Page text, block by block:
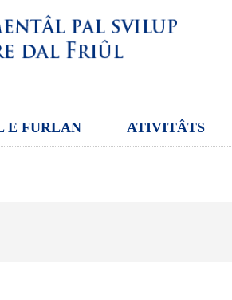
E FURLAN ATIVITÂTS